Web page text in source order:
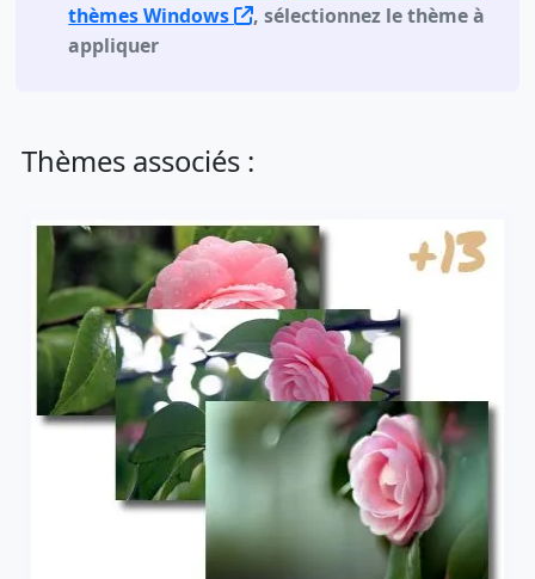
thèmes Windows
, sélectionnez le thème à
appliquer
Thèmes associés :